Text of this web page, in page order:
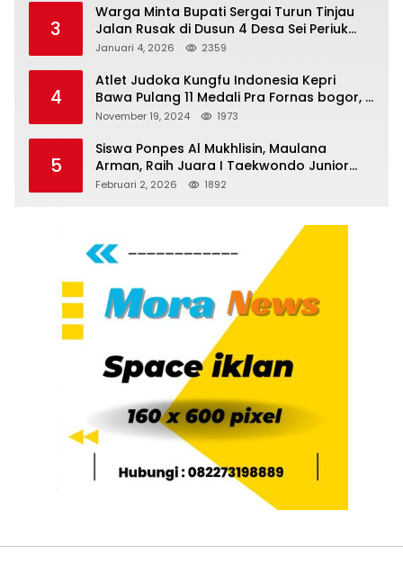
Tanjungpinang
3
Warga Minta Bupati Sergai Turun Tinjau
Jalan Rusak di Dusun 4 Desa Sei Periuk
Serdang Bedagai
Januari 4, 2026 2359
4
Atlet Judoka Kungfu Indonesia Kepri
Bawa Pulang 11 Medali Pra Fornas bogor, 3
Emas dan 8 Perunggu.
November 19, 2024 1973
5
Siswa Ponpes Al Mukhlisin, Maulana
Arman, Raih Juara I Taekwondo Junior
Putra di Riau National Championship 2026
Februari 2, 2026 1892